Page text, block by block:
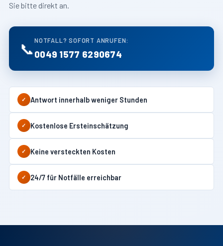
Sie bitte direkt an.
📞 NOTFALL? SOFORT ANRUFEN:
0049 1577 6290674
✓ Antwort innerhalb weniger Stunden
✓ Kostenlose Ersteinschätzung
✓ Keine versteckten Kosten
✓ 24/7 für Notfälle erreichbar